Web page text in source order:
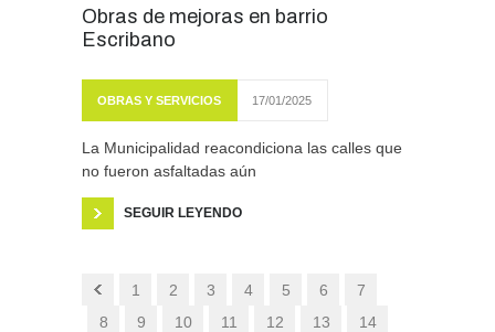
Obras de mejoras en barrio
Escribano
OBRAS Y SERVICIOS 17/01/2025
La Municipalidad reacondiciona las calles que
no fueron asfaltadas aún
SEGUIR LEYENDO
1 2 3 4 5 6
7
8
9 10 11 12 13
14